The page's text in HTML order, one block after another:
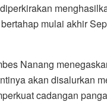
mulai akhir
Nanang
akan disalurkan
cadangan